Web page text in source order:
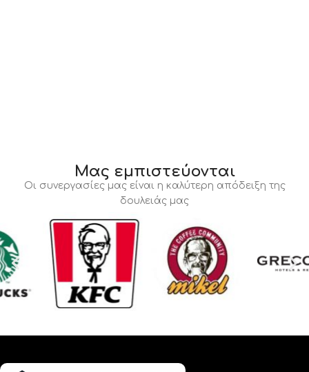
Μας εμπιστεύονται
Οι συνεργασίες μας είναι η καλύτερη απόδειξη της
δουλειάς μας